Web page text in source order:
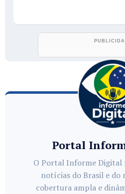
Portal
O Portal Informe Digital
notícias do Brasil e do
cobertura ampla e